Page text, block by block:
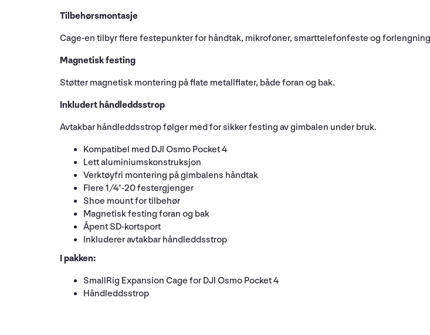
Tilbehørsmontasje
Cage-en tilbyr flere festepunkter for håndtak, mikrofoner, smarttelefonfeste og
Magnetisk festing
Støtter magnetisk montering på flate metallflater, både foran og bak.
Inkludert håndleddsstrop
Avtakbar håndleddsstrop følger med for sikker festing av gimbalen under bruk.
Kompatibel med DJI Osmo Pocket 4
Lett aluminiumskonstruksjon
Verktøyfri montering på gimbalens håndtak
Flere 1/4"-20 festergjenger
Shoe mount for tilbehør
Magnetisk festing foran og bak
Åpent SD-kortsport
Inkluderer avtakbar håndleddsstrop
I pakken:
SmallRig Expansion Cage for DJI Osmo Pocket 4
Håndleddsstrop